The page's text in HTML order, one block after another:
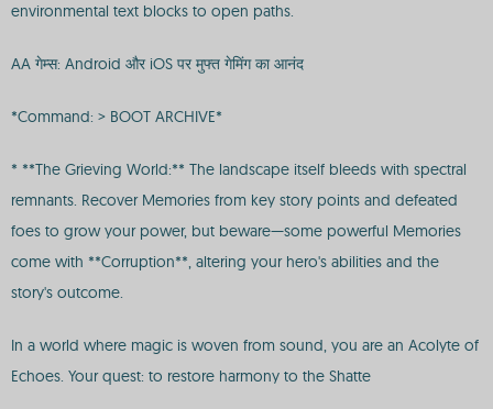
environmental text blocks to open paths.
AA गेम्स: Android और iOS पर मुफ्त गेमिंग का आनंद
*Command: > BOOT ARCHIVE*
* **The Grieving World:** The landscape itself bleeds with spectral
remnants. Recover Memories from key story points and defeated
foes to grow your power, but beware—some powerful Memories
come with **Corruption**, altering your hero's abilities and the
story's outcome.
In a world where magic is woven from sound, you are an Acolyte of
Echoes. Your quest: to restore harmony to the Shatte